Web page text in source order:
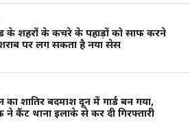
के शहरों के कचरे के पहाड़ों को साफ करने
पर लग सकता है नया सेस
का शातिर बदमाश दून में गार्ड बन गया,
ने कैंट थाना इलाके से कर दी गिरफ्तारी